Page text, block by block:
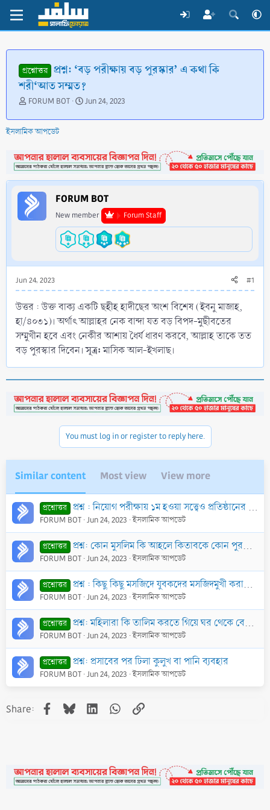
প্রশ্নোত্তর প্রশ্ন: ‘বড় পরীক্ষায় বড় পুরস্কার’ এ কথা কি
শরী‘আত সম্মত?
T
r
e
d
s
t
a
r
t
FORUM BOT
S
a
d
a
t
e
Jun 24, 2023
ইসলামিক আপডেট
FORUM BOT
New member Forum Staff
Jun 24, 2023 #1
উত্তর : উক্ত বাক্য একটি ছহীহ হাদীছের অংশ বিশেষ (ইবনু মাজাহ,
হা/৪০৩১)। অর্থাৎ আল্লাহর নেক বান্দা যত বড় বিপদ-মুছীবতের
সম্মুখীন হবে এবং নেকীর আশায় ধৈর্য ধারণ করবে, আল্লাহ তাকে তত
বড় পুরস্কার দিবেন।সূত্র:মাসিক আল-ইখলাছ।
You must log in or register to reply here.
Similar content Most view View more
প্রশ্নোত্তর প্রশ্ন : নিয়োগ পরীক্ষায় ১ম হওয়া সত্ত্বেও প্রতিষ্ঠানের উন্নয়নের জন্য অনুদান না দিলে চাকুরী হবে না। এক্ষেত্রে আমার করণীয় কি?
FORUM BOT Jun 24, 2023 ইসলামিক আপডেট
প্রশ্নোত্তর প্রশ্ন: কোন মুসলিম কি আহলে কিতাবকে কোন পুরস্কার কিংবা কুরবানীর গোশত হাদিয়া স্বরূপ দিতে পারে?
FORUM BOT Jun 24, 2023 ইসলামিক আপডেট
প্রশ্নোত্তর প্রশ্ন : কিছু কিছু মসজিদে যুবকদের মসজিদমুখী করার জন্য নানা পদক্ষেপ নেওয়া হচ্ছে। যেমন একটানা ৪০ দিন জামা‘আতে ছালাত আদায় করলে পুরস্কারের ব্যবস্থা। এরূপ
FORUM BOT Jun 24, 2023 ইসলামিক আপডেট
প্রশ্নোত্তর প্রশ্ন: মহিলারা কি তালিম করতে গিয়ে ঘর থেকে বের হতে পারবে ? তারা কিভাবে দ্বীন প্রচার করবে ?
FORUM BOT Jun 24, 2023 ইসলামিক আপডেট
প্রশ্নোত্তর প্রশ্ন: প্রসাবের পর ঢিলা কুলুখ বা পানি ব্যবহার
FORUM BOT Jun 24, 2023 ইসলামিক আপডেট
Share: Facebook
BlueskyLinkedInWhatsApp
Link